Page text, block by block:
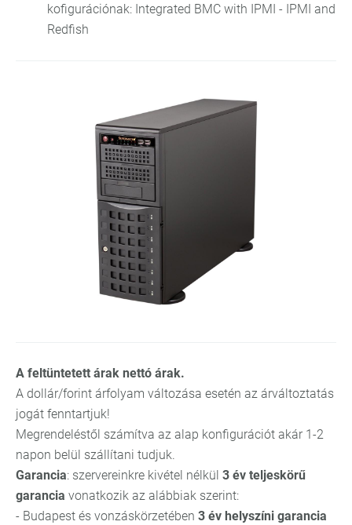
kofigurációnak: Integrated BMC with IPMI - IPMI and
Redfish
A feltüntetett árak nettó árak.
A dollár/forint árfolyam változása esetén az árváltoztatás
jogát fenntartjuk!
Megrendeléstől számítva az alap konfigurációt akár 1-2
napon belül szállítani tudjuk.
Garancia: szervereinkre kivétel nélkül 3 év teljeskörű
garancia vonatkozik az alábbiak szerint:
- Budapest és vonzáskörzetében 3 év helyszíni garancia